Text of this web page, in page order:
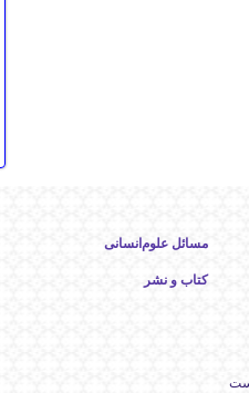
مسائل علوم‌انسانی
کتاب و نشر